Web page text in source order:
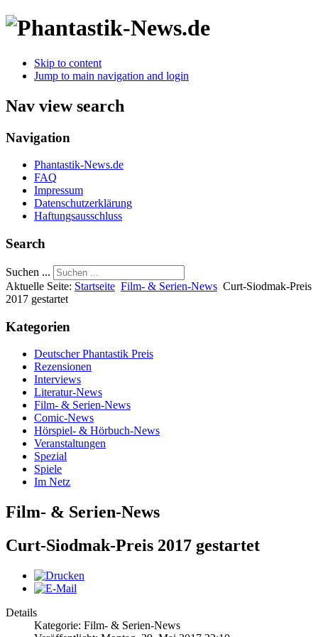
Skip to content
Jump to main navigation and login
Nav view search
Navigation
Phantastik-News.de
FAQ
Impressum
Datenschutzerklärung
Haftungsausschluss
Search
Suchen ...
Aktuelle Seite: Startseite Film- & Serien-News Curt-Siodmak-Preis
2017 gestartet
Kategorien
Deutscher Phantastik Preis
Rezensionen
Interviews
Literatur-News
Film- & Serien-News
Comic-News
Hörspiel- & Hörbuch-News
Veranstaltungen
Spezial
Spiele
Im Netz
Film- & Serien-News
Curt-Siodmak-Preis 2017 gestartet
Details
Kategorie: Film- & Serien-News